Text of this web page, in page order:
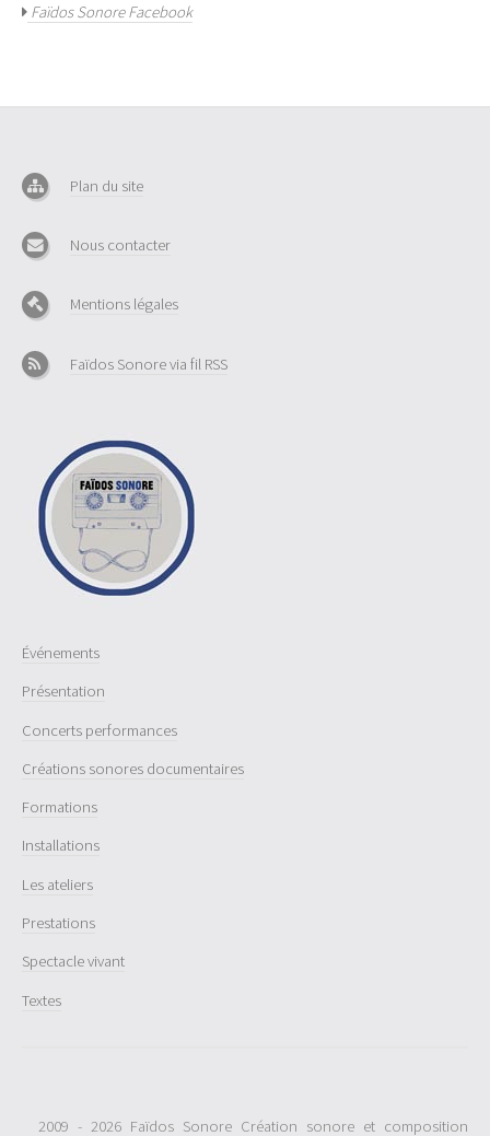
Faïdos Sonore Facebook
Plan du site
Nous contacter
Mentions légales
Faïdos Sonore via fil RSS
Événements
Présentation
Concerts performances
Créations sonores documentaires
Formations
Installations
Les ateliers
Prestations
Spectacle vivant
Textes
2009 - 2026 Faïdos Sonore Création sonore et composition